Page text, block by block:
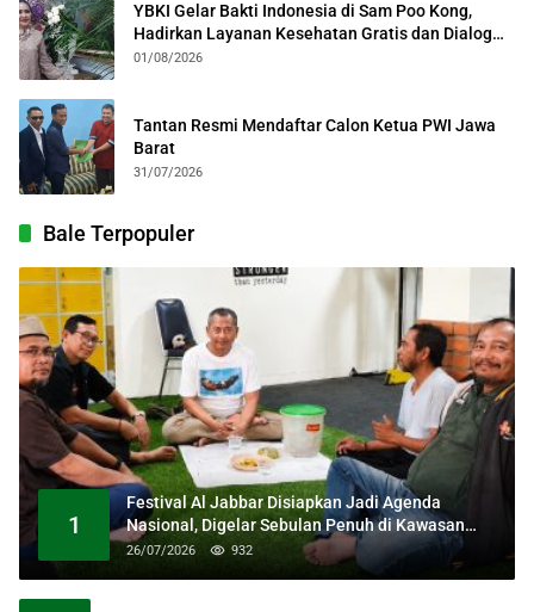
YBKI Gelar Bakti Indonesia di Sam Poo Kong,
Hadirkan Layanan Kesehatan Gratis dan Dialog
Kebangsaan
01/08/2026
Tantan Resmi Mendaftar Calon Ketua PWI Jawa
Barat
31/07/2026
Bale Terpopuler
1
Festival Al Jabbar Disiapkan Jadi Agenda
Nasional, Digelar Sebulan Penuh di Kawasan
Masjid Raya Al Jabbar
26/07/2026 932